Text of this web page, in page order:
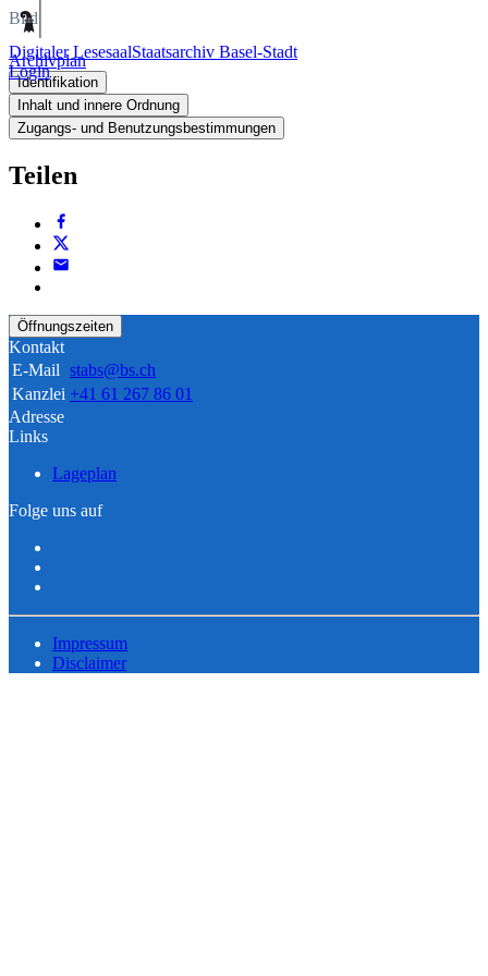
Digitaler LesesaalStaatsarchiv Basel-Stadt
Login
Bild
Archivplan
Identifikation
Inhalt und innere Ordnung
Zugangs- und Benutzungsbestimmungen
Teilen
Öffnungszeiten
Kontakt
E-Mail stabs@bs.ch
Kanzlei +41 61 267 86 01
Adresse
Links
Lageplan
Folge uns auf
Impressum
Disclaimer